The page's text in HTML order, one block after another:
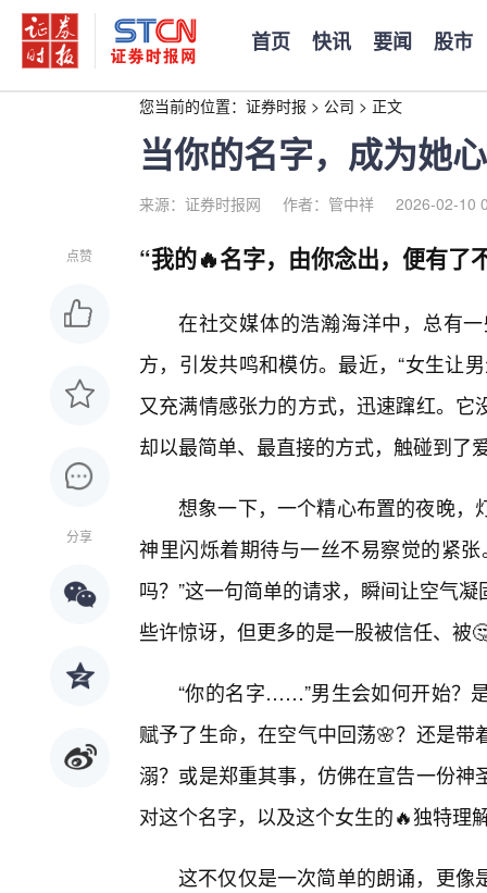
首页 快讯 要闻 股市
您当前的位置： 证券时报 > 公司 > 正文
当你的名字，成为她
来源：证券时报网 作者：管中祥 2026-02-10
点赞
分享
“我的🔥名字，由你念出，便有了
在社交媒体的浩瀚海洋中，总有
方，引发共鸣和模仿。最近，“女生让
又充满情感张力的方式，迅速蹿红。
却以最简单、最直接的方式，触碰到了
想象一下，一个精心布置的夜晚，
神里闪烁着期待与一丝不易察觉的紧
吗？”这一句简单的请求，瞬间让空气
些许惊讶，但更多的是一股被信任、被
“你的名字……”男生会如何开始？
赋予了生命，在空气中回荡🌸？还是
溺？或是郑重其事，仿佛在宣告一份
对这个名字，以及这个女生的🔥独特理
这不仅仅是一次简单的朗诵，更像